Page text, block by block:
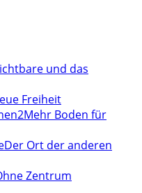
und das
Freiheit
Mehr Boden für
Der Ort der anderen
Zentrum